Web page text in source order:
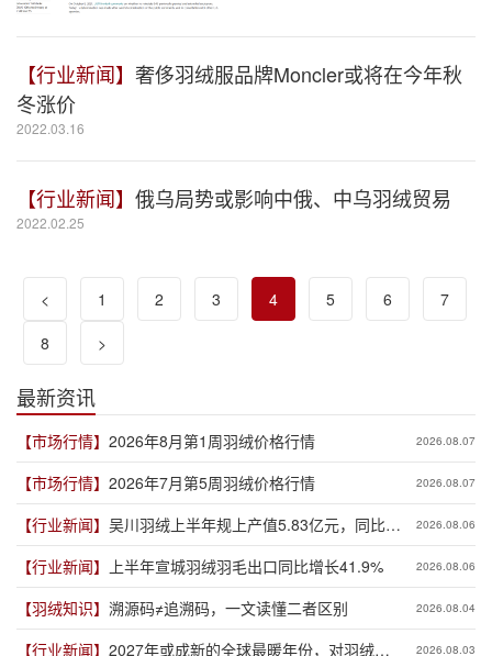
【行业新闻】 奢侈羽绒服品牌Moncler或将在今年秋
冬涨价
2022.03.16
【行业新闻】 俄乌局势或影响中俄、中乌羽绒贸易
2022.02.25
< 1 2 3 4 5 6
7
8
>
最新资讯
【市场行情】 2026年8月第1周羽绒价格行情 2026.08.07
【市场行情】 2026年7月第5周羽绒价格行情 2026.08.07
【行业新闻】 吴川羽绒上半年规上产值5.83亿元，同比增
长19.3%
2026.08.06
【行业新闻】 上半年宣城羽绒羽毛出口同比增长41.9% 2026.08.06
【羽绒知识】 溯源码≠追溯码，一文读懂二者区别 2026.08.04
【行业新闻】 2027年或成新的全球最暖年份，对羽绒产
2026.08.03